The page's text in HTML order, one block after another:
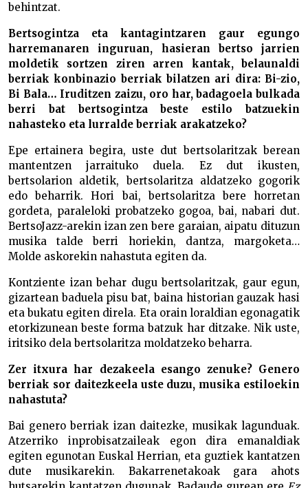
behintzat.
Bertsogintza eta kantagintzaren gaur egungo
harremanaren inguruan, hasieran bertso jarrien
moldetik sortzen ziren arren kantak, belaunaldi
berriak konbinazio berriak bilatzen ari dira: Bi-zio,
Bi Bala… Iruditzen zaizu, oro har, badagoela bulkada
berri bat bertsogintza beste estilo batzuekin
nahasteko eta lurralde berriak arakatzeko?
Epe ertainera begira, uste dut bertsolaritzak berean
mantentzen jarraituko duela. Ez dut ikusten,
bertsolarion aldetik, bertsolaritza aldatzeko gogorik
edo beharrik. Hori bai, bertsolaritza bere horretan
gordeta, paraleloki probatzeko gogoa, bai, nabari dut.
BertsoJazz-arekin izan zen bere garaian, aipatu dituzun
musika talde berri horiekin, dantza, margoketa…
Molde askorekin nahastuta egiten da.
Kontziente izan behar dugu bertsolaritzak, gaur egun,
gizartean baduela pisu bat, baina historian gauzak hasi
eta bukatu egiten direla. Eta orain loraldian egonagatik
etorkizunean beste forma batzuk har ditzake. Nik uste,
iritsiko dela bertsolaritza moldatzeko beharra.
Zer itxura har dezakeela esango zenuke? Genero
berriak sor daitezkeela uste duzu, musika estiloekin
nahastuta?
Bai genero berriak izan daitezke, musikak lagunduak.
Atzerriko inprobisatzaileak egon dira emanaldiak
egiten egunotan Euskal Herrian, eta guztiek kantatzen
dute musikarekin. Bakarrenetakoak gara ahots